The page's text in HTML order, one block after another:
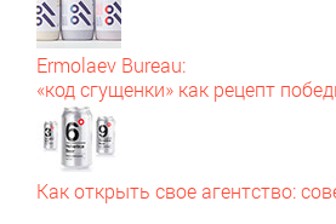
Ermolaev Bureau:
«код сгущенки» как рецепт
Как открыть свое агентство: